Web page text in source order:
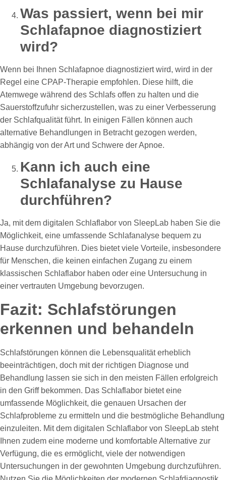
Was passiert, wenn bei mir
Schlafapnoe diagnostiziert
wird?
Wenn bei Ihnen Schlafapnoe diagnostiziert wird, wird in der
Regel eine CPAP-Therapie empfohlen. Diese hilft, die
Atemwege während des Schlafs offen zu halten und die
Sauerstoffzufuhr sicherzustellen, was zu einer Verbesserung
der Schlafqualität führt. In einigen Fällen können auch
alternative Behandlungen in Betracht gezogen werden,
abhängig von der Art und Schwere der Apnoe.
Kann ich auch eine
Schlafanalyse zu Hause
durchführen?
Ja, mit dem digitalen Schlaflabor von SleepLab haben Sie die
Möglichkeit, eine umfassende Schlafanalyse bequem zu
Hause durchzuführen. Dies bietet viele Vorteile, insbesondere
für Menschen, die keinen einfachen Zugang zu einem
klassischen Schlaflabor haben oder eine Untersuchung in
einer vertrauten Umgebung bevorzugen.
Fazit: Schlafstörungen
erkennen und behandeln
Schlafstörungen können die Lebensqualität erheblich
beeinträchtigen, doch mit der richtigen Diagnose und
Behandlung lassen sie sich in den meisten Fällen erfolgreich
in den Griff bekommen. Das Schlaflabor bietet eine
umfassende Möglichkeit, die genauen Ursachen der
Schlafprobleme zu ermitteln und die bestmögliche Behandlung
einzuleiten. Mit dem digitalen Schlaflabor von SleepLab steht
Ihnen zudem eine moderne und komfortable Alternative zur
Verfügung, die es ermöglicht, viele der notwendigen
Untersuchungen in der gewohnten Umgebung durchzuführen.